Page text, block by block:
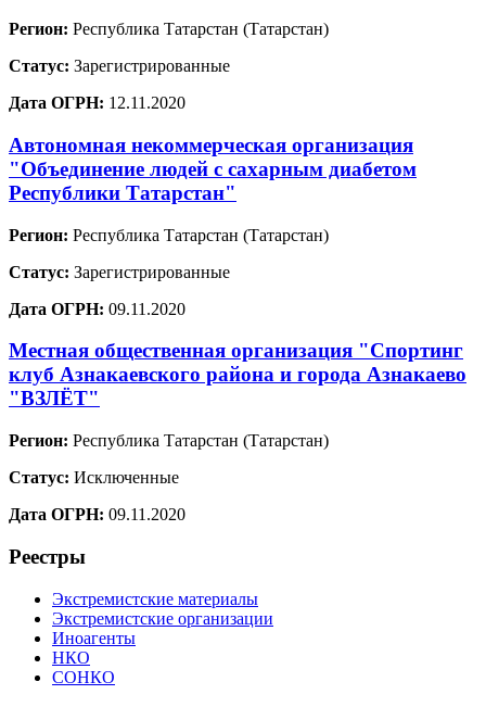
Регион: Республика Татарстан (Татарстан)
Статус: Зарегистрированные
Дата ОГРН: 12.11.2020
Автономная некоммерческая организация
"Объединение людей с сахарным диабетом
Республики Татарстан"
Регион: Республика Татарстан (Татарстан)
Статус: Зарегистрированные
Дата ОГРН: 09.11.2020
Местная общественная организация "Спортинг
клуб Азнакаевского района и города Азнакаево
"ВЗЛЁТ"
Регион: Республика Татарстан (Татарстан)
Статус: Исключенные
Дата ОГРН: 09.11.2020
Реестры
Экстремистские материалы
Экстремистские организации
Иноагенты
НКО
СОНКО